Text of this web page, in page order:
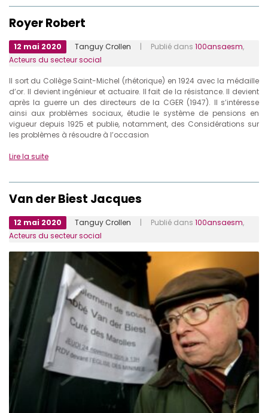
Royer Robert
12 mai 2020 Tanguy Crollen | Publié dans 100ansaesm,
Acteurs du secteur social
Il sort du Collège Saint-Michel (rhétorique) en 1924 avec la médaille
d’or. Il devient ingénieur et actuaire. Il fait de la résistance. Il devient
après la guerre un des directeurs de la CGER (1947). Il s’intéresse
ainsi aux problèmes sociaux, étudie le système de pensions en
vigueur depuis 1925 et publie, notamment, des Considérations sur
les problèmes à résoudre à l’occasion
Lire la suite
Van der Biest Jacques
12 mai 2020 Tanguy Crollen | Publié dans 100ansaesm,
Acteurs du secteur social